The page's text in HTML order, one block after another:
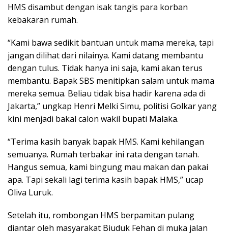
HMS disambut dengan isak tangis para korban
kebakaran rumah.
“Kami bawa sedikit bantuan untuk mama mereka, tapi
jangan dilihat dari nilainya. Kami datang membantu
dengan tulus. Tidak hanya ini saja, kami akan terus
membantu. Bapak SBS menitipkan salam untuk mama
mereka semua. Beliau tidak bisa hadir karena ada di
Jakarta,” ungkap Henri Melki Simu, politisi Golkar yang
kini menjadi bakal calon wakil bupati Malaka.
“Terima kasih banyak bapak HMS. Kami kehilangan
semuanya. Rumah terbakar ini rata dengan tanah.
Hangus semua, kami bingung mau makan dan pakai
apa. Tapi sekali lagi terima kasih bapak HMS,” ucap
Oliva Luruk.
Setelah itu, rombongan HMS berpamitan pulang
diantar oleh masyarakat Biuduk Fehan di muka jalan